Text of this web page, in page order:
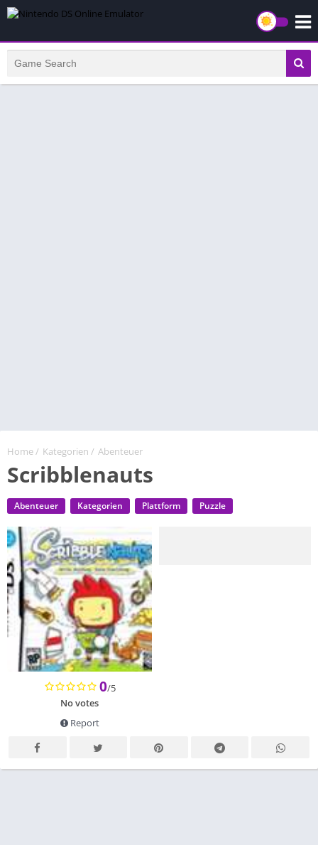
Home/ Kategorien / Abenteuer
Scribblenauts
Abenteuer Kategorien Plattform Puzzle
0/5
No votes
Report